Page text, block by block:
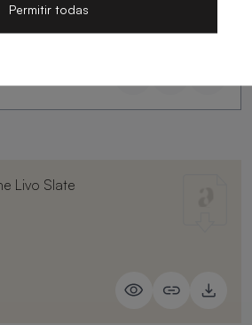
Livo Slate
Permitir todas